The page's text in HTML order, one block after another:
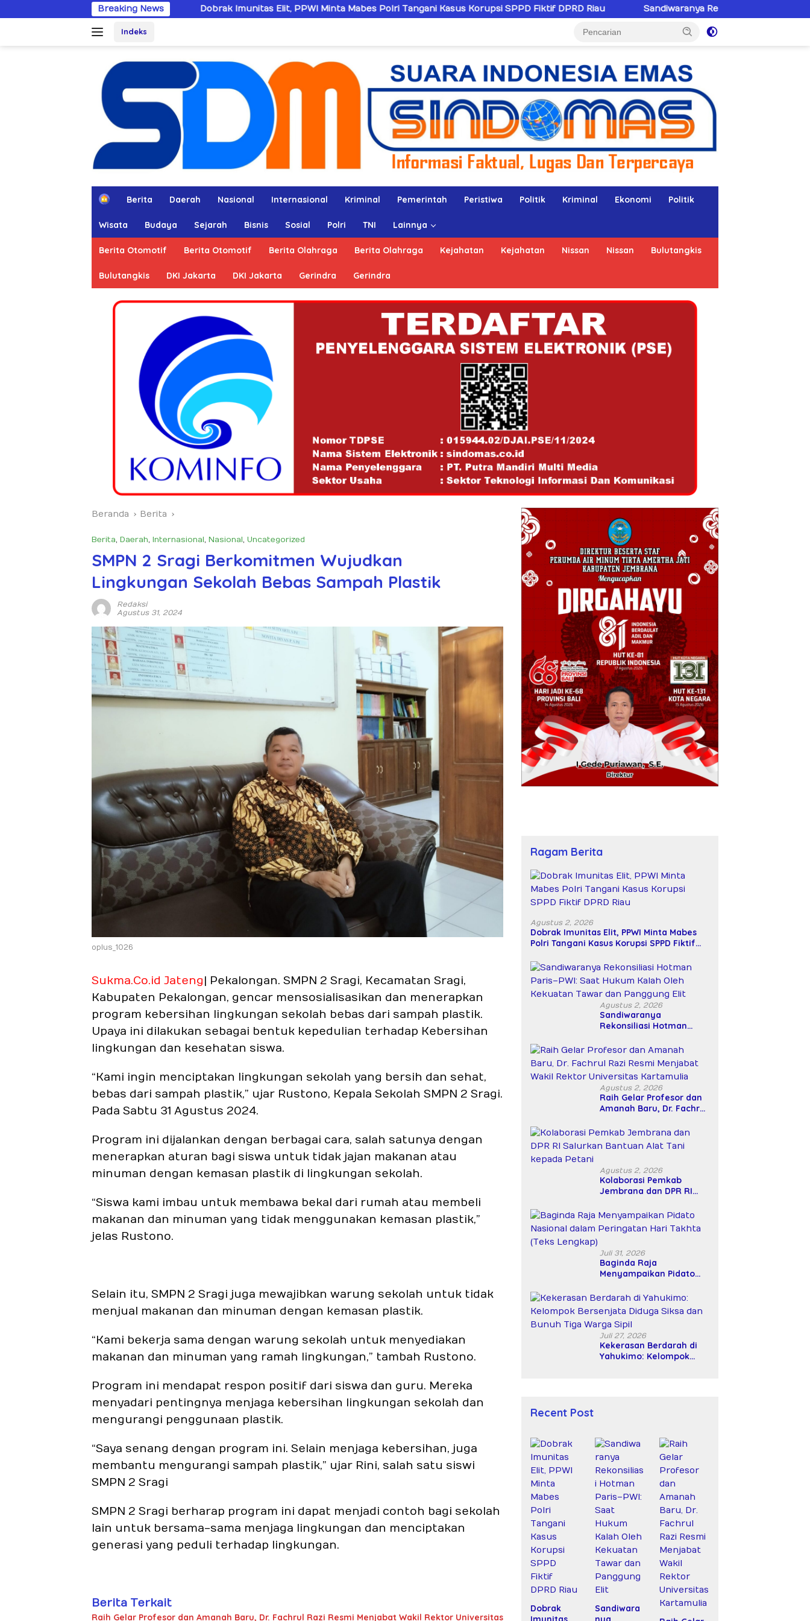
ke
Breaking News
Dobrak Imunitas Elit, PPWI Minta Mabes Polri Tangani Kasus Korupsi SPPD Fiktif DPRD Riau Sandiwaranya Rekonsiliasi Hotman Paris–PWI: Saat Hukum
Indeks
H
e
Berita Daerah Nasional Internasional Kriminal Pemerintah Peristiwa Politik Kriminal Ekonomi Politik
Wisata Budaya Sejarah Bisnis Sosial Polri TNI Lainnya
Berita Otomotif Berita Otomotif Berita Olahraga Berita Olahraga Kejahatan Kejahatan Nissan Nissan Bulutangkis
Bulutangkis DKI Jakarta DKI Jakarta Gerindra Gerindra
Beranda Berita
Berita, Daerah, Internasional, Nasional, Uncategorized
SMPN 2 Sragi Berkomitmen Wujudkan
Lingkungan Sekolah Bebas Sampah Plastik
Redaksi
Agustus 31, 2024
oplus_1026
Sukma.Co.id Jateng| Pekalongan. SMPN 2 Sragi, Kecamatan Sragi,
Kabupaten Pekalongan, gencar mensosialisasikan dan menerapkan
program kebersihan lingkungan sekolah bebas dari sampah plastik.
Upaya ini dilakukan sebagai bentuk kepedulian terhadap Kebersihan
lingkungan dan kesehatan siswa.
“Kami ingin menciptakan lingkungan sekolah yang bersih dan sehat,
bebas dari sampah plastik,” ujar Rustono, Kepala Sekolah SMPN 2 Sragi.
Pada Sabtu 31 Agustus 2024.
Program ini dijalankan dengan berbagai cara, salah satunya dengan
menerapkan aturan bagi siswa untuk tidak jajan makanan atau
minuman dengan kemasan plastik di lingkungan sekolah.
“Siswa kami imbau untuk membawa bekal dari rumah atau membeli
makanan dan minuman yang tidak menggunakan kemasan plastik,”
jelas Rustono.
Selain itu, SMPN 2 Sragi juga mewajibkan warung sekolah untuk tidak
menjual makanan dan minuman dengan kemasan plastik.
“Kami bekerja sama dengan warung sekolah untuk menyediakan
makanan dan minuman yang ramah lingkungan,” tambah Rustono.
Program ini mendapat respon positif dari siswa dan guru. Mereka
menyadari pentingnya menjaga kebersihan lingkungan sekolah dan
mengurangi penggunaan plastik.
“Saya senang dengan program ini. Selain menjaga kebersihan, juga
membantu mengurangi sampah plastik,” ujar Rini, salah satu siswi
SMPN 2 Sragi
SMPN 2 Sragi berharap program ini dapat menjadi contoh bagi sekolah
lain untuk bersama-sama menjaga lingkungan dan menciptakan
generasi yang peduli terhadap lingkungan.
Berita Terkait
Raih Gelar Profesor dan Amanah Baru, Dr. Fachrul Razi Resmi Menjabat Wakil Rektor Universitas
Ragam Berita
Agustus 2, 2026
Dobrak Imunitas Elit, PPWI Minta Mabes
Polri Tangani Kasus Korupsi SPPD Fiktif
Agustus 2, 2026
Sandiwaranya
Rekonsiliasi Hotman
Kalah Oleh Kekuatan
Tawar dan Panggung Elit
Agustus 2, 2026
Raih Gelar Profesor dan
Amanah Baru, Dr. Fachrul
Wakil Rektor Universitas
Kartamulia
Agustus 2, 2026
Kolaborasi Pemkab
Jembrana dan DPR RI
Tani kepada Petani
Juli 31, 2026
Baginda Raja
Menyampaikan Pidato
Peringatan Hari Takhta
(Teks Lengkap)
Juli 27, 2026
Kekerasan Berdarah di
Yahukimo: Kelompok
Recent Post
Dobrak
Sandiwara